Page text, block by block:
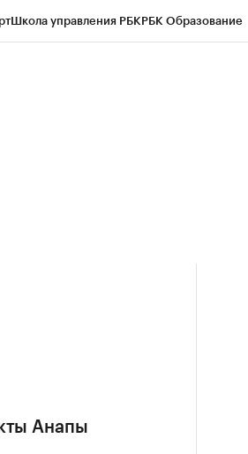
Школа управления РБКРБК Образование
Анапы